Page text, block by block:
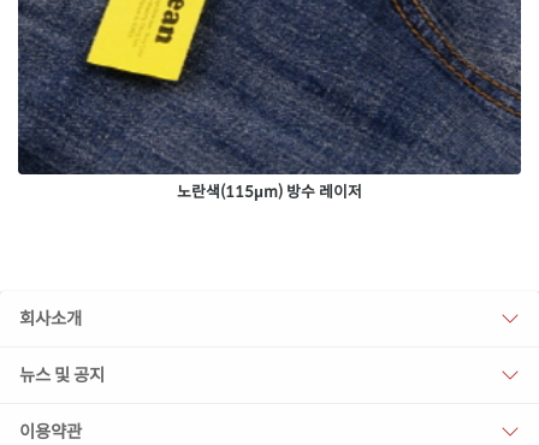
노란색(115μm) 방수 레이저
회사소개
뉴스 및 공지
이용약관